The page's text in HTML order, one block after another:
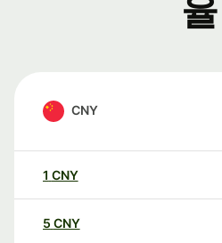
율
CNY
1 CNY
5 CNY